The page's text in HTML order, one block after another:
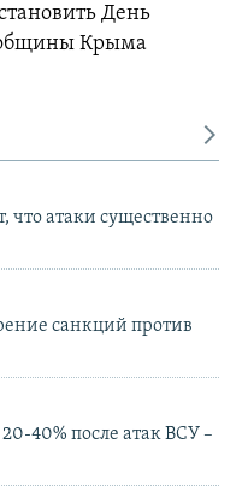
День
Крыма
что атаки существенно
санкций против
40% после атак ВСУ –